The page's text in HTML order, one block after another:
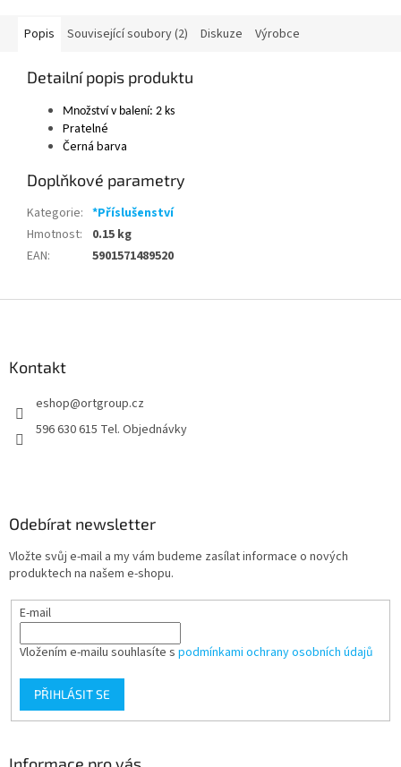
Popis Související soubory (2) Diskuze Výrobce
Detailní popis produktu
Množství v balení: 2 ks
Pratelné
Černá barva
Doplňkové parametry
Kategorie: *Příslušenství
Hmotnost:
0.15 kg
EAN: 5901571489520
Kontakt
eshop@ortgroup.cz
596 630 615 Tel. Objednávky
Odebírat newsletter
Vložte svůj e-mail a my vám budeme zasílat informace o nových
produktech na našem e-shopu.
E-mail
Vložením e-mailu souhlasíte s podmínkami ochrany osobních údajů
PŘIHLÁSIT SE
Informace pro vás